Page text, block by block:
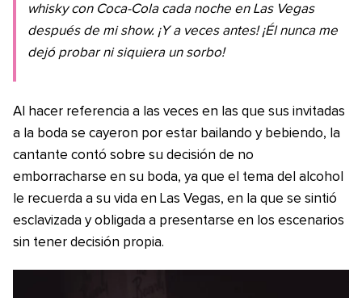
whisky con Coca-Cola cada noche en Las Vegas
después de mi show. ¡Y a veces antes! ¡Él nunca me
dejó probar ni siquiera un sorbo!
Al hacer referencia a las veces en las que sus invitadas
a la boda se cayeron por estar bailando y bebiendo, la
cantante contó sobre su decisión de no
emborracharse en su boda, ya que el tema del alcohol
le recuerda a su vida en Las Vegas, en la que se sintió
esclavizada y obligada a presentarse en los escenarios
sin tener decisión propia.